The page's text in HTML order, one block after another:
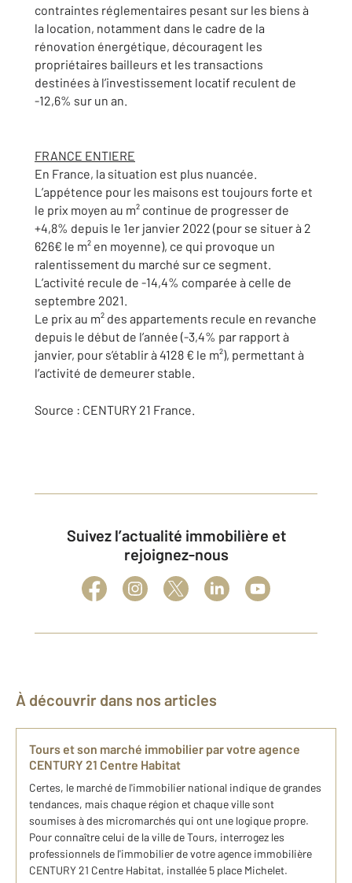
contraintes réglementaires pesant sur les biens à
la location, notamment dans le cadre de la
rénovation énergétique, découragent les
propriétaires bailleurs et les transactions
destinées à l’investissement locatif reculent de
-12,6% sur un an.
FRANCE ENTIERE
En France, la situation est plus nuancée.
L’appétence pour les maisons est toujours forte et
le prix moyen au m² continue de progresser de
+4,8% depuis le 1er janvier 2022 (pour se situer à 2
626€ le m² en moyenne), ce qui provoque un
ralentissement du marché sur ce segment.
L’activité recule de -14,4% comparée à celle de
septembre 2021.
Le prix au m² des appartements recule en revanche
depuis le début de l’année (-3,4% par rapport à
janvier, pour s’établir à 4128 € le m²), permettant à
l’activité de demeurer stable.
Source : CENTURY 21 France.
Suivez l’actualité immobilière et
rejoignez-nous
À découvrir dans nos articles
Tours et son marché immobilier par votre agence
CENTURY 21 Centre Habitat
Certes, le marché de l'immobilier national indique de grandes
tendances, mais chaque région et chaque ville sont
soumises à des micromarchés qui ont une logique propre.
Pour connaître celui de la ville de Tours, interrogez les
professionnels de l'immobilier de votre agence immobilière
CENTURY 21 Centre Habitat, installée 5 place Michelet.